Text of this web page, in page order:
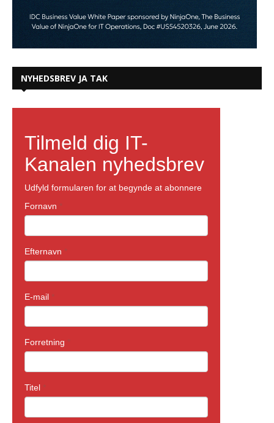
NYHEDSBREV JA TAK